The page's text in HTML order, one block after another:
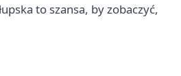
to szansa, by zobaczyć,